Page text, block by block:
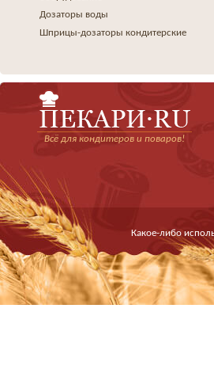
Дозаторы воды
Шприцы-дозаторы кондитерские
Всё для кондитеров и поваров!
Какое-либо